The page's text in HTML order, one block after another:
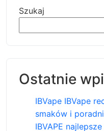
Szukaj
Ostatnie
IBVape IBVape
smaków i
IBVAPE